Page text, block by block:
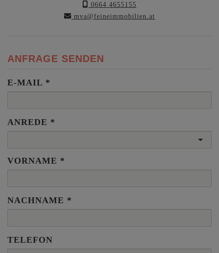
0664 4655155
mva@feineimmobilien.at
ANFRAGE SENDEN
E-MAIL
ANREDE
VORNAME
NACHNAME
TELEFON